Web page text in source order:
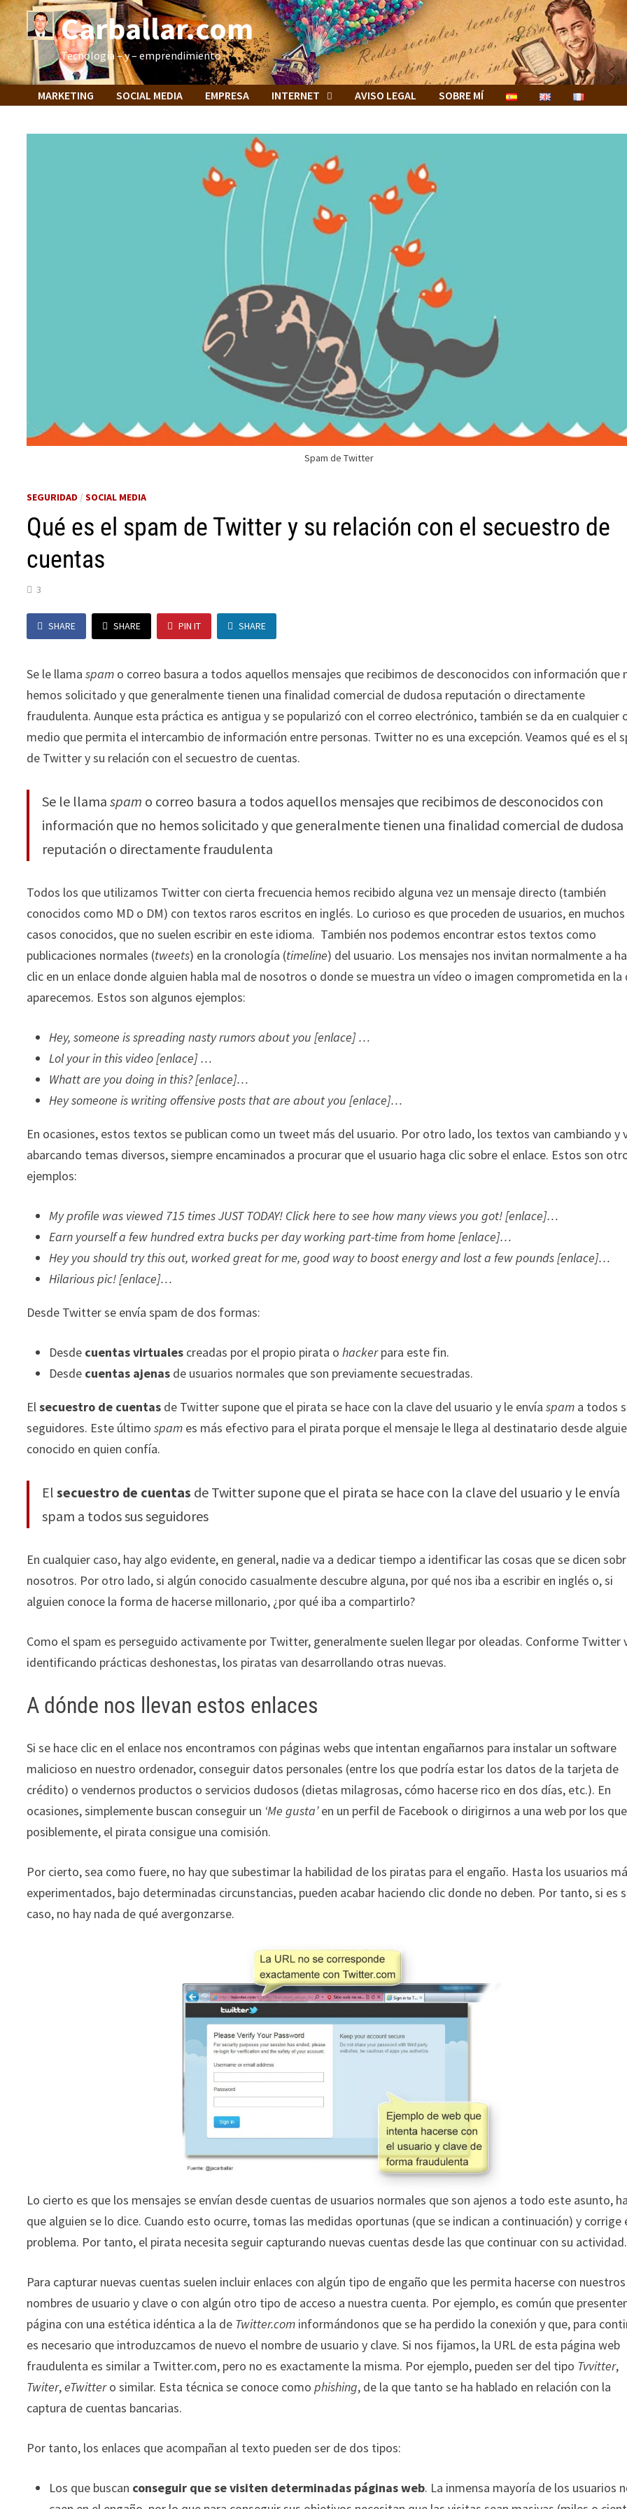
Saltar
contenido Carballar.com
Tecnología – y – emprendimiento
MARKETING SOCIAL MEDIA EMPRESA INTERNET AVISO LEGAL SOBRE MÍ
Spam de Twitter
SEGURIDAD /SOCIAL MEDIA
Qué es el spam de Twitter y su relación con el secuestro de
cuentas
3
SHARE SHARE PIN IT SHARE
Se le llamaspam o correo basura a todos aquellos mensajes que recibimos de desconocidos con información que
hemos solicitado y que generalmente tienen una finalidad comercial de dudosa reputación o directamente
fraudulenta. Aunque esta práctica es antigua y se popularizó con el correo electrónico, también se da en cualquier
medio que permita el intercambio de información entre personas. Twitter no es una excepción. Veamos qué es el
de Twitter y su relación con el secuestro de cuentas.
Se le llamaspam o correo basura a todos aquellos mensajes que recibimos de desconocidos con
información que no hemos solicitado y que generalmente tienen una finalidad comercial de dudosa
reputación o directamente fraudulenta
Todos los que utilizamos Twitter con cierta frecuencia hemos recibido alguna vez un mensaje directo (también
conocidos como MD o DM) con textos raros escritos en inglés. Lo curioso es que proceden de usuarios, en muchos
casos conocidos, que no suelen escribir en este idioma. También nos podemos encontrar estos textos como
publicaciones normales (tweets) en la cronología (timeline) del usuario. Los mensajes nos invitan normalmente a
clic en un enlace donde alguien habla mal de nosotros o donde se muestra un vídeo o imagen comprometida en la
aparecemos. Estos son algunos ejemplos:
Hey, someone is spreading nasty rumors about you [enlace] …
Lol your in this video [enlace] …
Whatt are you doing in this? [enlace]…
Hey someone is writing offensive posts that are about you [enlace]…
En ocasiones, estos textos se publican como un tweet más del usuario. Por otro lado, los textos van cambiando y
abarcando temas diversos, siempre encaminados a procurar que el usuario haga clic sobre el enlace. Estos son
ejemplos:
My profile was viewed 715 times JUST TODAY! Click here to see how many views you got! [enlace]…
Earn yourself a few hundred extra bucks per day working part-time from home [enlace]…
Hey you should try this out, worked great for me, good way to boost energy and lost a few pounds [enlace]…
Hilarious pic! [enlace]…
Desde Twitter se envía spam de dos formas:
Desde cuentas virtuales creadas por el propio pirata ohackerpara este fin.
Desde cuentas ajenas de usuarios normales que son previamente secuestradas.
Elsecuestro de cuentas de Twitter supone que el pirata se hace con la clave del usuario y le envíaspam a todos
seguidores. Este últimospam es más efectivo para el pirata porque el mensaje le llega al destinatario desde
conocido en quien confía.
Elsecuestro de cuentas de Twitter supone que el pirata se hace con la clave del usuario y le envía
spam a todos sus seguidores
En cualquier caso, hay algo evidente, en general, nadie va a dedicar tiempo a identificar las cosas que se dicen
nosotros. Por otro lado, si algún conocido casualmente descubre alguna, por qué nos iba a escribir en inglés o, si
alguien conoce la forma de hacerse millonario, ¿por qué iba a compartirlo?
Como el spam es perseguido activamente por Twitter, generalmente suelen llegar por oleadas. Conforme Twitter
identificando prácticas deshonestas, los piratas van desarrollando otras nuevas.
A dónde nos llevan estos enlaces
Si se hace clic en el enlace nos encontramos con páginas webs que intentan engañarnos para instalar un software
malicioso en nuestro ordenador, conseguir datos personales (entre los que podría estar los datos de la tarjeta de
crédito) o vendernos productos o servicios dudosos (dietas milagrosas, cómo hacerse rico en dos días, etc.). En
ocasiones, simplemente buscan conseguir un ‘Me gusta’en un perfil de Facebook o dirigirnos a una web por los
posiblemente, el pirata consigue una comisión.
Por cierto, sea como fuere, no hay que subestimar la habilidad de los piratas para el engaño. Hasta los usuarios
experimentados, bajo determinadas circunstancias, pueden acabar haciendo clic donde no deben. Por tanto, si es
caso, no hay nada de qué avergonzarse.
Lo cierto es que los mensajes se envían desde cuentas de usuarios normales que son ajenos a todo este asunto,
que alguien se lo dice. Cuando esto ocurre, tomas las medidas oportunas (que se indican a continuación) y corrige
problema. Por tanto, el pirata necesita seguir capturando nuevas cuentas desde las que continuar con su actividad.
Para capturar nuevas cuentas suelen incluir enlaces con algún tipo de engaño que les permita hacerse con nuestros
nombres de usuario y clave o con algún otro tipo de acceso a nuestra cuenta. Por ejemplo, es común que
página con una estética idéntica a la de Twitter.com informándonos que se ha perdido la conexión y que, para
es necesario que introduzcamos de nuevo el nombre de usuario y clave. Si nos fijamos, la URL de esta página web
fraudulenta es similar a Twitter.com, pero no es exactamente la misma. Por ejemplo, pueden ser del tipo Tvvitter,
Twiter,eTwittero similar. Esta técnica se conoce comophishing, de la que tanto se ha hablado en relación con la
captura de cuentas bancarias.
Por tanto, los enlaces que acompañan al texto pueden ser de dos tipos:
Los que buscan conseguir que se visiten determinadas páginas web. La inmensa mayoría de los usuarios